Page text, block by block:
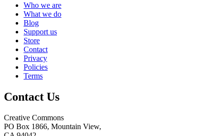
Who we are
What we do
Blog
Support us
Store
Contact
Privacy
Policies
Terms
Contact Us
Creative Commons
PO Box 1866, Mountain View,